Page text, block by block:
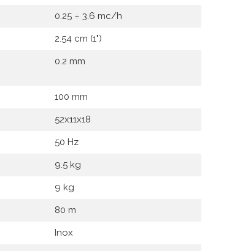
0.25 ÷ 3.6 mc/h
2.54 cm (1")
0.2 mm
100 mm
52x11x18
50 Hz
9.5 kg
9 kg
80 m
Inox